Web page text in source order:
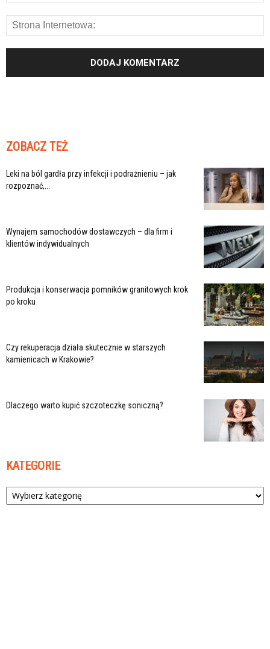
ZOBACZ TEŻ
Leki na ból gardła przy infekcji i podrażnieniu – jak
rozpoznać,...
Wynajem samochodów dostawczych – dla firm i
klientów indywidualnych
Produkcja i konserwacja pomników granitowych krok
po kroku
Czy rekuperacja działa skutecznie w starszych
kamienicach w Krakowie?
Dlaczego warto kupić szczoteczkę soniczną?
KATEGORIE
Kategorie